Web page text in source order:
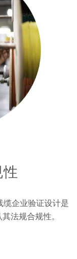
缆企业验证设计是
法规合规性。